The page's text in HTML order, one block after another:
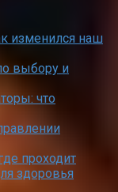
изменился наш
выбору и
что
проходит
здоровья